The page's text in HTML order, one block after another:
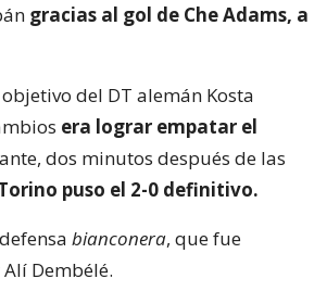
gracias al gol de Che Adams, a
del DT alemán Kosta
era lograr empatar el
dos minutos después de las
puso el 2-0 definitivo.
bianconera, que fue
Dembélé.